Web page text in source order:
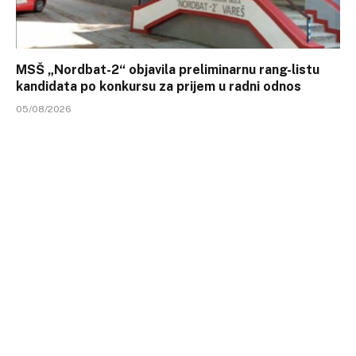
MSŠ „Nordbat-2“ objavila preliminarnu rang-listu
kandidata po konkursu za prijem u radni odnos
05/08/2026